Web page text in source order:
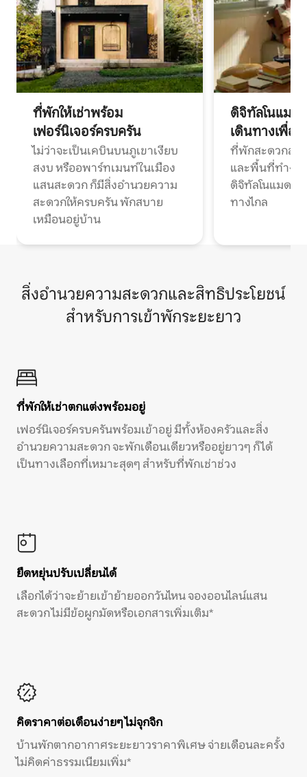
ที่พักให้เช่าพร้อม
เฟอร์นิเจอร์ครบครัน
ไม่ว่าจะเป็นเคบินบนภูเขาเงียบ
สงบ หรืออพาร์ทเมนท์ในเมือง
แสนสะดวก ก็มีสิ่งอำนวยความ
สะดวกให้ครบครัน พักสบาย
เหมือนอยู่บ้าน
ดิจิทัลโนแมด
เดินทางเพื่อ
ที่พักสะดวกสบ
และพื้นที่ทำงา
ดิจิทัลโนแมดแ
ทางไกล
สิ่งอำนวยความสะดวกและสิทธิประโยชน์
สำหรับการเข้าพักระยะยาว
ที่พักให้เช่าตกแต่งพร้อมอยู่
เฟอร์นิเจอร์ครบครันพร้อมเข้าอยู่ มีทั้งห้องครัวและสิ่ง
อำนวยความสะดวก จะพักเดือนเดียวหรืออยู่ยาวๆ ก็ได้
เป็นทางเลือกที่เหมาะสุดๆ สำหรับที่พักเช่าช่วง
ยืดหยุ่นปรับเปลี่ยนได้
เลือกได้ว่าจะย้ายเข้าย้ายออกวันไหน จองออนไลน์แสน
สะดวก ไม่มีข้อผูกมัดหรือเอกสารเพิ่มเติม*
คิดราคาต่อเดือนง่ายๆ ไม่จุกจิก
บ้านพักตากอากาศระยะยาวราคาพิเศษ จ่ายเดือนละครั้ง
ไม่คิดค่าธรรมเนียมเพิ่ม*